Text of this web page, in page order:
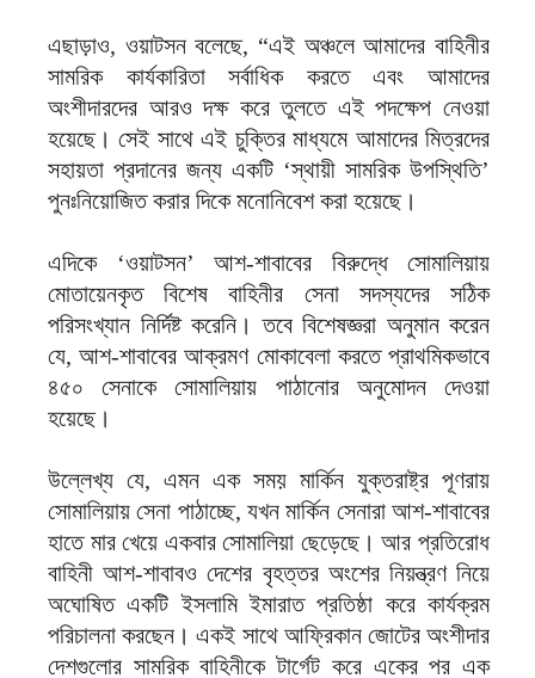
এছাড়াও, ওয়াটসন বলেছে, “এই অঞ্চলে আমাদের বাহিনীর
সামরিক কার্যকারিতা সর্বাধিক করতে এবং আমাদের
অংশীদারদের আরও দক্ষ করে তুলতে এই পদক্ষেপ নেওয়া
হয়েছে। সেই সাথে এই চুক্তির মাধ্যমে আমাদের মিত্রদের
সহায়তা প্রদানের জন্য একটি ‘স্থায়ী সামরিক উপস্থিতি’
পুনঃনিয়োজিত করার দিকে মনোনিবেশ করা হয়েছে।
এদিকে ‘ওয়াটসন’ আশ-শাবাবের বিরুদ্ধে সোমালিয়ায়
মোতায়েনকৃত বিশেষ বাহিনীর সেনা সদস্যদের সঠিক
পরিসংখ্যান নির্দিষ্ট করেনি। তবে বিশেষজ্ঞরা অনুমান করেন
যে, আশ-শাবাবের আক্রমণ মোকাবেলা করতে প্রাথমিকভাবে
৪৫০ সেনাকে সোমালিয়ায় পাঠানোর অনুমোদন দেওয়া
হয়েছে।
উল্লেখ্য যে, এমন এক সময় মার্কিন যুক্তরাষ্ট্র পূণরায়
সোমালিয়ায় সেনা পাঠাচ্ছে, যখন মার্কিন সেনারা আশ-শাবাবের
হাতে মার খেয়ে একবার সোমালিয়া ছেড়েছে। আর প্রতিরোধ
বাহিনী আশ-শাবাবও দেশের বৃহত্তর অংশের নিয়ন্ত্রণ নিয়ে
অঘোষিত একটি ইসলামি ইমারাত প্রতিষ্ঠা করে কার্যক্রম
পরিচালনা করছেন। একই সাথে আফ্রিকান জোটের অংশীদার
দেশগুলোর সামরিক বাহিনীকে টার্গেট করে একের পর এক